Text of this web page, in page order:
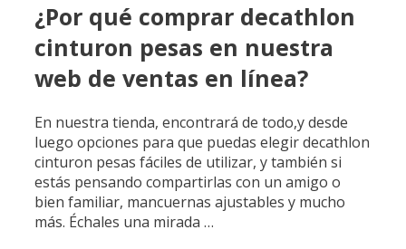
¿Por qué comprar decathlon
cinturon pesas en nuestra
web de ventas en línea?
En nuestra tienda, encontrará de todo,y desde
luego opciones para que puedas elegir decathlon
cinturon pesas fáciles de utilizar, y también si
estás pensando compartirlas con un amigo o
bien familiar, mancuernas ajustables y mucho
más. Échales una mirada …